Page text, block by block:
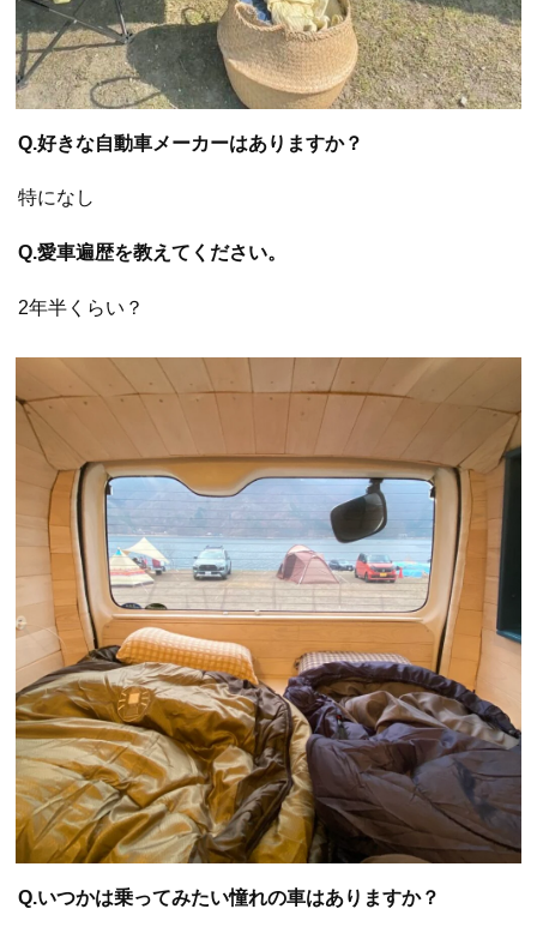
Q.好きな自動車メーカーはありますか？
特になし
Q.愛車遍歴を教えてください。
2年半くらい？
Q.いつかは乗ってみたい憧れの車はありますか？